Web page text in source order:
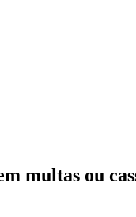
multas ou